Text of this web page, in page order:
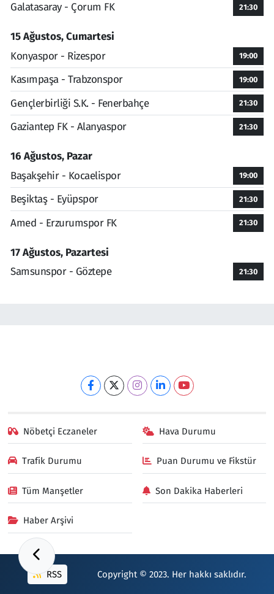
Galatasaray - Çorum FK
21:30
15 Ağustos, Cumartesi
Konyaspor - Rizespor
19:00
Kasımpaşa - Trabzonspor 19:00
Gençlerbirliği S.K. - Fenerbahçe 21:30
Gaziantep FK - Alanyaspor 21:30
16 Ağustos, Pazar
Başakşehir - Kocaelispor
19:00
Beşiktaş - Eyüpspor 21:30
Amed - Erzurumspor FK 21:30
17 Ağustos, Pazartesi
Samsunspor - Göztepe
21:30
Nöbetçi Eczaneler Hava Durumu
Trafik Durumu Puan Durumu ve Fikstür
Tüm Manşetler Son Dakika Haberleri
Haber Arşivi
RSS Copyright © 2023. Her hakkı saklıdır.